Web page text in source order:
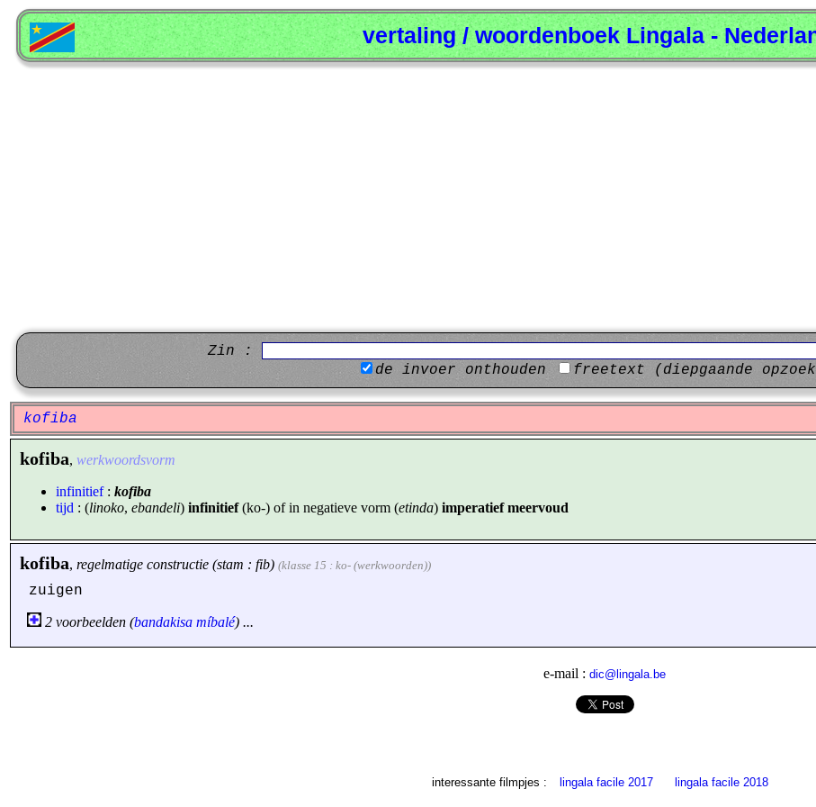
vertaling / woordenboek Lingala -
Zin :
de invoer onthouden
freetext (diepgaande
kofiba
kofiba, werkwoordsvorm
infinitief: kofiba
tijd : (linoko, ebandeli) infinitief(ko-) of in negatieve vorm (etinda) imperatief meervoud
kofiba, regelmatige constructie (stam : fib) (klasse 15 : ko- (werkwoorden))
zuigen
2 voorbeelden (bandakisa míbalé) ...
e-mail : dic@lingala.be
interessante filmpjes : lingala facile 2017 lingala facile 2018